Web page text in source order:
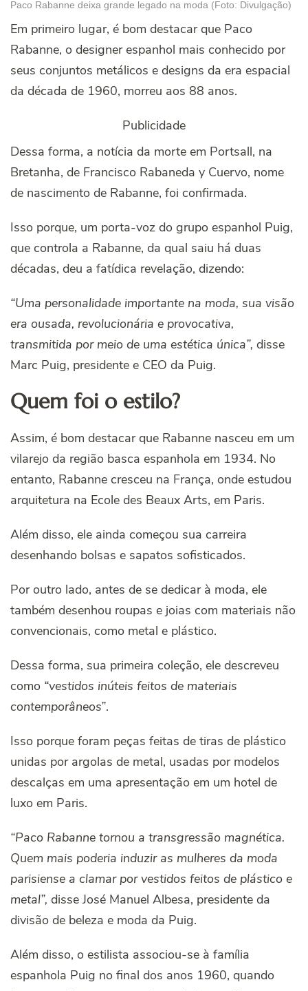
Paco Rabanne deixa grande legado na moda (Foto: Divulgação)
Em primeiro lugar, é bom destacar que Paco
Rabanne, o designer espanhol mais conhecido por
seus conjuntos metálicos e designs da era espacial
da década de 1960, morreu aos 88 anos.
Publicidade
Dessa forma, a notícia da morte em Portsall, na
Bretanha, de Francisco Rabaneda y Cuervo, nome
de nascimento de Rabanne, foi confirmada.
Isso porque, um porta-voz do grupo espanhol Puig,
que controla a Rabanne, da qual saiu há duas
décadas, deu a fatídica revelação, dizendo:
“Uma personalidade importante na moda, sua visão
era ousada, revolucionária e provocativa,
transmitida por meio de uma estética única”, disse
Marc Puig, presidente e CEO da Puig.
Quem foi o estilo?
Assim, é bom destacar que Rabanne nasceu em um
vilarejo da região basca espanhola em 1934. No
entanto, Rabanne cresceu na França, onde estudou
arquitetura na Ecole des Beaux Arts, em Paris.
Além disso, ele ainda começou sua carreira
desenhando bolsas e sapatos sofisticados.
Por outro lado, antes de se dedicar à moda, ele
também desenhou roupas e joias com materiais não
convencionais, como metal e plástico.
Dessa forma, sua primeira coleção, ele descreveu
como “vestidos inúteis feitos de materiais
contemporâneos”.
Isso porque foram peças feitas de tiras de plástico
unidas por argolas de metal, usadas por modelos
descalças em uma apresentação em um hotel de
luxo em Paris.
“Paco Rabanne tornou a transgressão magnética.
Quem mais poderia induzir as mulheres da moda
parisiense a clamar por vestidos feitos de plástico e
metal”, disse José Manuel Albesa, presidente da
divisão de beleza e moda da Puig.
Além disso, o estilista associou-se à família
espanhola Puig no final dos anos 1960, quando